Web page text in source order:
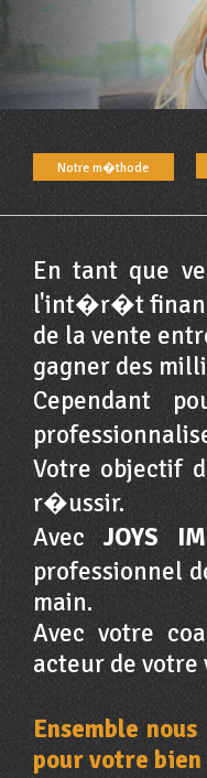
Notre m�thode
En tant que
l'int�r�t
de la vente
gagner des
Cependant
Votre objectif
r�ussir.
AvecJOYS
professionnel
main.
Avec votre
acteur de votre
Ensemble
pour votre bien